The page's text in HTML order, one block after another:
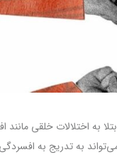
به اختلالات خلقی
به تدریج به